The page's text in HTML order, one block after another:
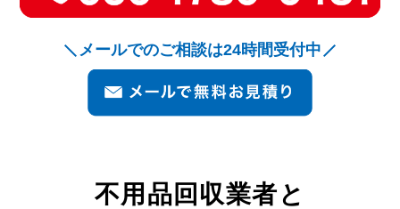
お客様の声
よくある質問
メールでのご相談は24時間受付中
不用品回収業者と